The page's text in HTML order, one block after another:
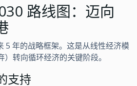
路线图：迈向
5 年的战略框架。这是从线性经济模
转向循环经济的关键阶段。
支持